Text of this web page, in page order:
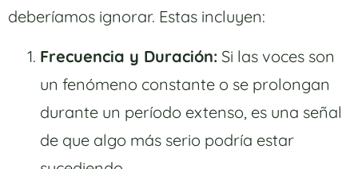
deberíamos ignorar. Estas incluyen:
Frecuencia y Duración: Si las voces son
un fenómeno constante o se prolongan
durante un período extenso, es una señal
de que algo más serio podría estar